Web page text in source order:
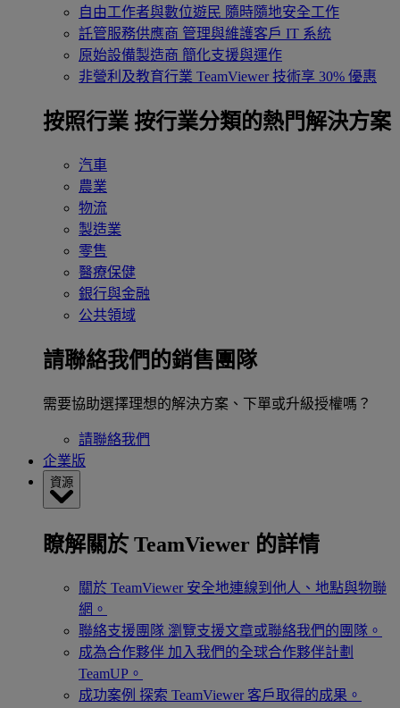
自由工作者與數位遊民 隨時隨地安全工作
託管服務供應商 管理與維護客戶 IT 系統
原始設備製造商 簡化支援與運作
非營利及教育行業 TeamViewer 技術享 30% 優惠
按照行業 按行業分類的熱門解決方案
汽車
農業
物流
製造業
零售
醫療保健
銀行與金融
公共領域
請聯絡我們的銷售團隊
需要協助選擇理想的解決方案、下單或升級授權嗎？
請聯絡我們
企業版
資源
瞭解關於 TeamViewer 的詳情
關於 TeamViewer 安全地連線到他人、地點與物聯
網。
聯絡支援團隊 瀏覽支援文章或聯絡我們的團隊。
成為合作夥伴 加入我們的全球合作夥伴計劃
TeamUP。
成功案例 探索 TeamViewer 客戶取得的成果。